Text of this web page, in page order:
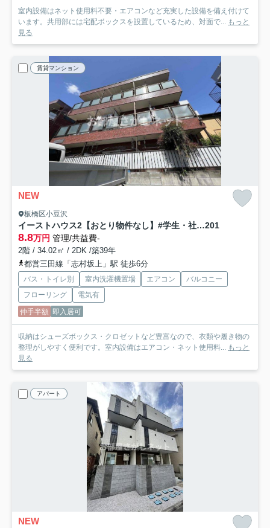
室内設備はネット使用料不要・エアコンなど充実した設備を備え付けて
います。共用部には宅配ボックスを設置しているため、対面で... もっと
見る
賃貸マンション
NEW
板橋区小豆沢
イーストハウス2【おとり物件なし】#学生・社会人にオススメ！初期費用分割払いOK！201
8.8万円 管理/共益費-
2階 / 34.02㎡ / 2DK /築39年
都営三田線「志村坂上」駅 徒歩6分
バス・トイレ別 室内洗濯機置場 エアコン
バルコニー
フローリング
電気有
仲手半額 即入居可
収納はシューズボックス・クロゼットなど豊富なので、衣類や履き物の
整理がしやすく便利です。室内設備はエアコン・ネット使用料... もっと
見る
アパート
NEW